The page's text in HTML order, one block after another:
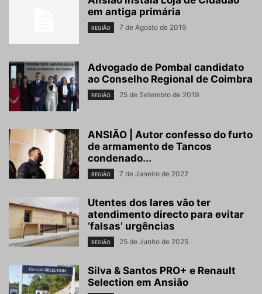
em antiga primária
REGIÃO 7 de Agosto de 2019
Advogado de Pombal candidato
ao Conselho Regional de Coimbra
REGIÃO 25 de Setembro de 2019
ANSIÃO | Autor confesso do furto
de armamento de Tancos
condenado...
REGIÃO 7 de Janeiro de 2022
Utentes dos lares vão ter
atendimento directo para evitar
‘falsas’ urgências
REGIÃO 25 de Junho de 2025
Silva & Santos PRO+ e Renault
Selection em Ansião